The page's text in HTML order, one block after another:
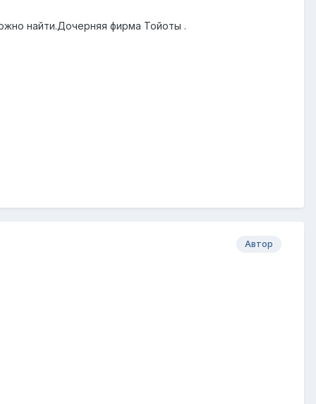
найти.Дочерняя фирма Тойоты .
Автор